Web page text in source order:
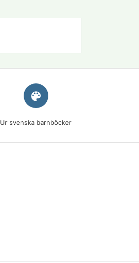
palette
Ur svenska barnböcker